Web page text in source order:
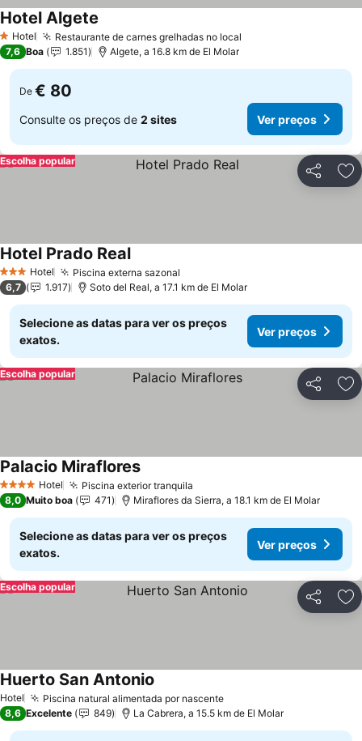
1 Estrelas
Hotel Restaurante de carnes grelhadas no local
Hotel Algete
7,6 Boa 1.851 Algete, a 16.8 km de El Molar
De € 80
Consulte os preços de 2 sites Ver preços
Partilhar
Escolha popular
3 EstrelasHotel Piscina externa sazonal
Hotel Prado Real
6,7 1.917 Soto del Real, a 17.1 km de El Molar
Selecione as datas para ver os preços
exatos.
Ver preços
Partilhar
Escolha popular
4 EstrelasHotel Piscina exterior tranquila
Palacio Miraflores
8,0 Muito boa 471 Miraflores da Sierra, a 18.1 km de El Molar
Selecione as datas para ver os preços
exatos.
Ver preços
Partilhar
Escolha popular
Hotel Piscina natural alimentada por nascente
Huerto San Antonio
8,6 Excelente 849 La Cabrera, a 15.5 km de El Molar